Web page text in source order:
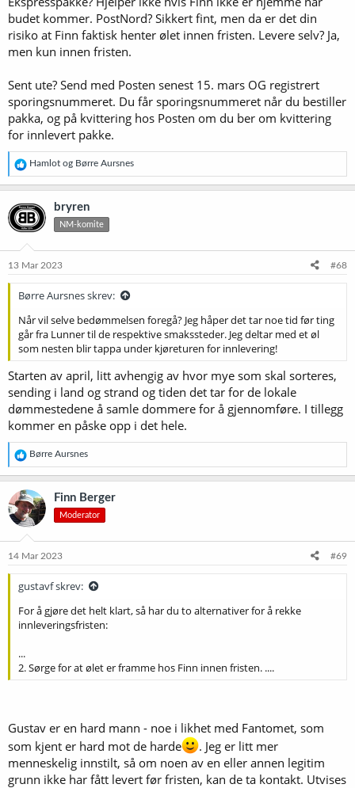
budet kommer. PostNord? Sikkert fint, men da er det din
risiko at Finn faktisk henter ølet innen fristen. Levere selv? Ja,
men kun innen fristen.
Sent ute? Send med Posten senest 15. mars OG registrert
sporingsnummeret. Du får sporingsnummeret når du bestiller
pakka, og på kvittering hos Posten om du ber om kvittering
for innlevert pakke.
R
e
a
s
j
e
Hamlot og Børre Aursnes
bryren
NM-komite
13 Mar 2023 #68
Børre Aursnes skrev:
Når vil selve bedømmelsen foregå? Jeg håper det tar noe tid før ting
går fra Lunner til de respektive smakssteder. Jeg deltar med et øl
som nesten blir tappa under kjøreturen for innlevering!
Starten av april, litt avhengig av hvor mye som skal sorteres,
sending i land og strand og tiden det tar for de lokale
dømmestedene å samle dommere for å gjennomføre. I tillegg
kommer en påske opp i det hele.
R
e
a
k
s
j
o
e
Børre Aursnes
Finn Berger
Moderator
14 Mar 2023 #69
gustavf skrev:
For å gjøre det helt klart, så har du to alternativer for å rekke
innleveringsfristen:
...
2. Sørge for at ølet er framme hos Finn innen fristen. ....
Gustav er en hard mann - noe i likhet med Fantomet, som
som kjent er hard mot de harde
. Jeg er litt mer
menneskelig innstilt, så om noen av en eller annen legitim
grunn ikke har fått levert før fristen, kan de ta kontakt. Utvises